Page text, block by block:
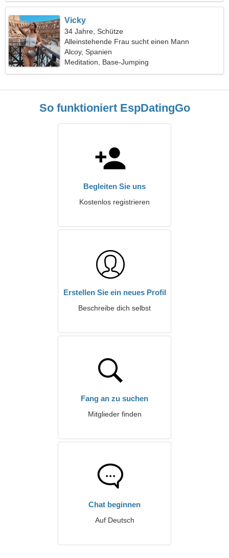
Vicky
34 Jahre, Schütze
Alleinstehende Frau sucht einen Mann
Alcoy, Spanien
Meditation, Base-Jumping
So funktioniert EspDatingGo
Begleiten Sie uns
Kostenlos registrieren
Erstellen Sie ein neues Profil
Beschreibe dich selbst
Fang an zu suchen
Mitglieder finden
Chat beginnen
Auf Deutsch